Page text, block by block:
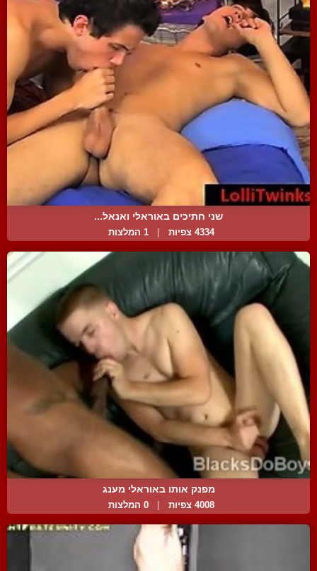
שני חתיכים באוראלי ואנאל...
4334 צפיות 1 המלצות
מפנק אותו באוראלי מענג
4008 צפיות | 0 המלצות